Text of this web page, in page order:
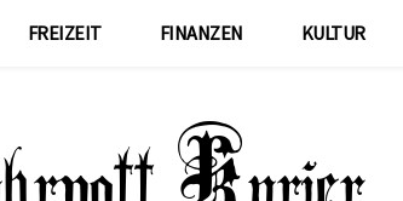
FREIZEIT FINANZEN KULTUR